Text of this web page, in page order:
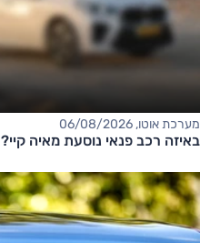
מערכת אוטו, 06/08/2026
באיזה רכב פנאי נוסעת מאיה קיי?